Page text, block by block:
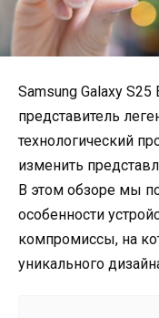
Samsung Galaxy
представитель
технологический
изменить
В этом обзоре мы
особенности
компромиссы, на
уникального